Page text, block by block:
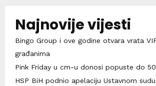
Najnovije vijesti
Bingo Group i ove godine otvara vrata
građanima
Pink Friday u cm-u donosi popuste do
HSP BiH podnio apelaciju Ustavnom